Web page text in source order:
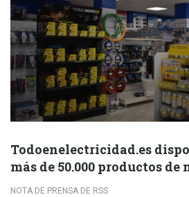
Todoenelectricidad.es
más de 50.000 productos
NOTA DE PRENSA DE RSS